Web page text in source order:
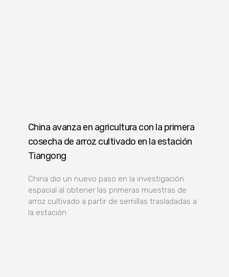
China avanza en agricultura con la primera
cosecha de arroz cultivado en la estación
Tiangong
China dio un nuevo paso en la investigación
espacial al obtener las primeras muestras de
arroz cultivado a partir de semillas trasladadas a
la estación